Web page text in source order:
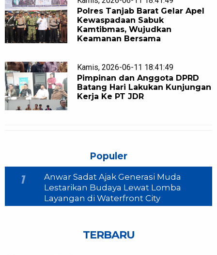
Polres Tanjab Barat Gelar Apel
Kewaspadaan Sabuk
Kamtibmas, Wujudkan
Keamanan Bersama
Kamis, 2026-06-11 18:41:49
Pimpinan dan Anggota DPRD
Batang Hari Lakukan Kunjungan
Kerja Ke PT JDR
Populer
1
Anwar Sadat Ajak Generasi Muda
Lestarikan Budaya Lewat Lomba
Layangan di Waterfront City
TERBARU